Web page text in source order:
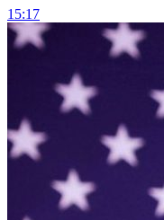
15:17